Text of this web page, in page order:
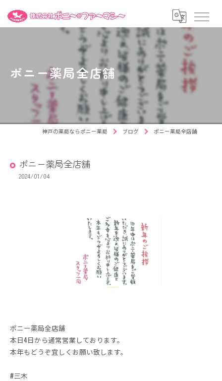
ポニー薬局全店舗
神戸の薬局ならポニー薬局 ブログ ポニー薬局全店舗
ポニー薬局全店舗
2024/01/04
ポニー薬局全店舗
本日4日から通常営業しております。
本年もどうぞ宜しくお願い致します。
#三木